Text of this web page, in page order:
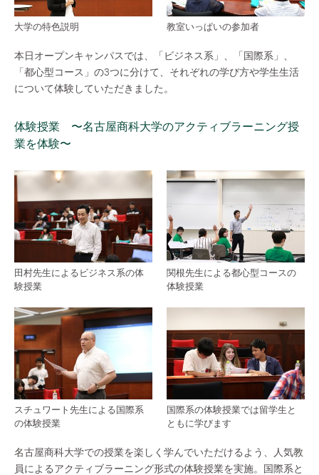
大学の特色説明 教室いっぱいの参加者
本日オープンキャンパスでは、「ビジネス系」、「国際系」、
「都心型コース」の3つに分けて、それぞれの学び方や学生生活
について体験していただきました。
体験授業 〜名古屋商科大学のアクティブラーニング授
業を体験〜
田村先生によるビジネス系の体
験授業
スチュワート先生による国際系
の体験授業
関根先生による都心型コースの
体験授業
国際系の体験授業では留学生と
ともに学びます
名古屋商科大学での授業を楽しく学んでいただけるよう、人気教
員によるアクティブラーニング形式の体験授業を実施。国際系と